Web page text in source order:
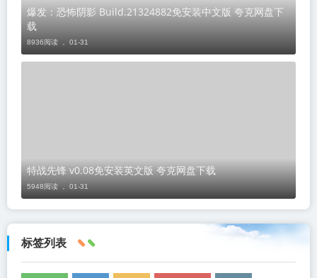
爆发：恐怖阴影 Build.21324882免安装中文版 夸克网盘下
载
8936阅读 ， 01-31
特战先锋 v0.08免安装英文版 夸克网盘下载
5948阅读 ， 01-31
标签列表